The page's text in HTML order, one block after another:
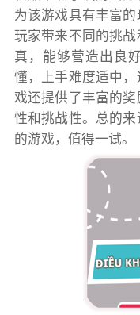
为该游戏具有丰富
玩家带来不同的挑
真，能够营造出良
懂，上手难度适中
戏还提供了丰富的
性和挑战性。总的
的游戏，值得一试。